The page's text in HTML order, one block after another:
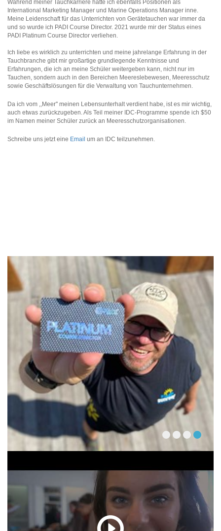
Während meiner Tauchkarriere hatte ich ebenfalls Positionen als
International Marketing Manager und Marine Operations Manager inne.
Meine Leidenschaft für das Unterrichten von Gerätetauchen war immer da
und so wurde ich PADI Course Director. 2021 wurde mir der Status eines
PADI Platinum Course Director verliehen.
Ich liebe es wirklich zu unterrichten und meine jahrelange Erfahrung in der
Tauchbranche gibt mir großartige grundlegende Kenntnisse und
Erfahrungen, die ich an meine Schüler weitergeben kann, nicht nur im
Tauchen, sondern auch in den Bereichen Meereslebewesen, Meeresschutz
sowie Geschäftslösungen für die Verwaltung von Tauchunternehmen.
Da ich vom ,,Meer'' meinen Lebensunterhalt verdient habe, ist es mir wichtig,
auch etwas zurückzugeben. Als Teil meiner IDC-Programme spende ich $50
im Namen meiner Schüler zurück an Meeresschutzorganisationen.
Schreibe uns jetzt eine Email um an IDC teilzunehmen.